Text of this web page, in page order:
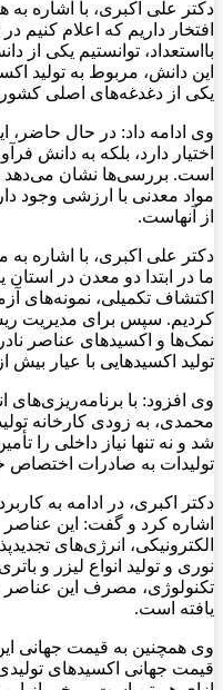
دکتر علی اکبری، با اشاره به
افتخار داریم که اعلام کنیم
بااستعداد، توانستیم یکی از
این دانش، مربوط به تولید
یکی از دغدغه‌های اصلی
وی ادامه داد: در حال حاضر،
اختیار دارد، بلکه به دانش
است. بررسی‌ها نشان می‌دهد
مواد معدنی با ارزشی وجود
از آنهاست.
دکتر علی اکبری، با اشاره
ما در ابتدا دو معدن در استان
اکتشاف تکمیلی، نمونه‌های
کردیم. سپس برای مدیریت
نمک‌ها و اکسیدهای عناصر
تولید اکسیدهایی با عیار بیش از ۹۹ درصد شدیم.
وی افزود: با
محمدی، به زودی کارخانه
شد و نه تنها نیاز داخلی را
تولیدات به صادرات اختصاص
دکتر اکبری، در ادامه به
اشاره کرد و گفت: این عناصر
الکترونیکی، انرژی‌های
نوری و تولید انواع لیزر و
تکنولوژی، مصرف این
یافته است.
وی همچنین به قیمت جهانی